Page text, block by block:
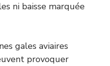
ni baisse marquée
gales aviaires
provoquer